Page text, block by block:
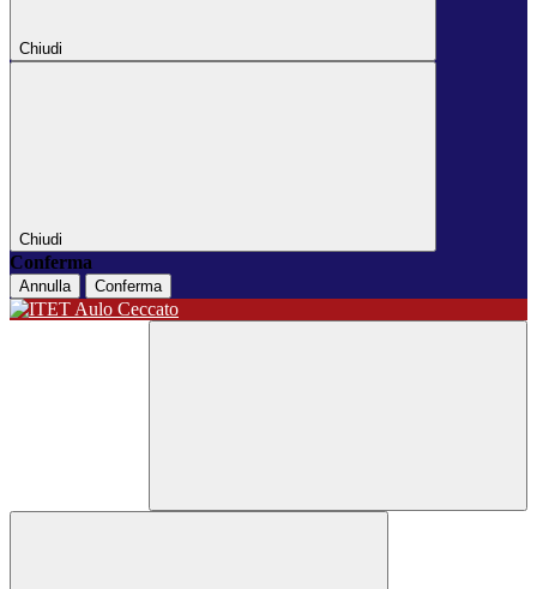
Chiudi
Chiudi
Conferma
Annulla Conferma